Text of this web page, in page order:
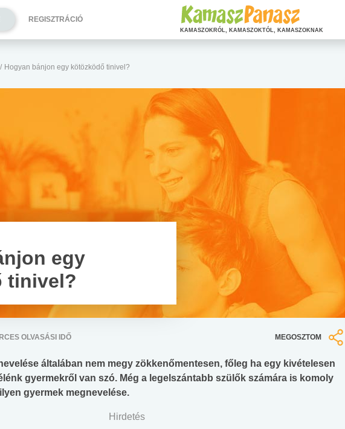
/ Hogyan bánjon egy kötözködő tinivel?
egy
tinivel?
OLVASÁSI IDŐ MEGOSZTOM
általában nem megy zökkenőmentesen, főleg ha egy kivételesen
gyermekről van szó. Még a legelszántabb szülők számára is komoly
gyermek megnevelése.
Hirdetés
REGISZTRÁCIÓ
KAMASZOKRÓL, KAMASZOKTÓL, KAMASZOKNAK